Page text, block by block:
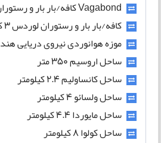
کافه/بار بار و رستوران لوردس 3 کیلومتر
موزه هوانوردی نیروی دریایی هند 14 کیلومتر
ساحل اروسیم 350 متر
ساحل کانساولیم 2.4 کیلومتر
ساحل ولسائو 4 کیلومتر
ساحل مایوردا 4.4 کیلومتر
ساحل کولوا 8 کیلومتر